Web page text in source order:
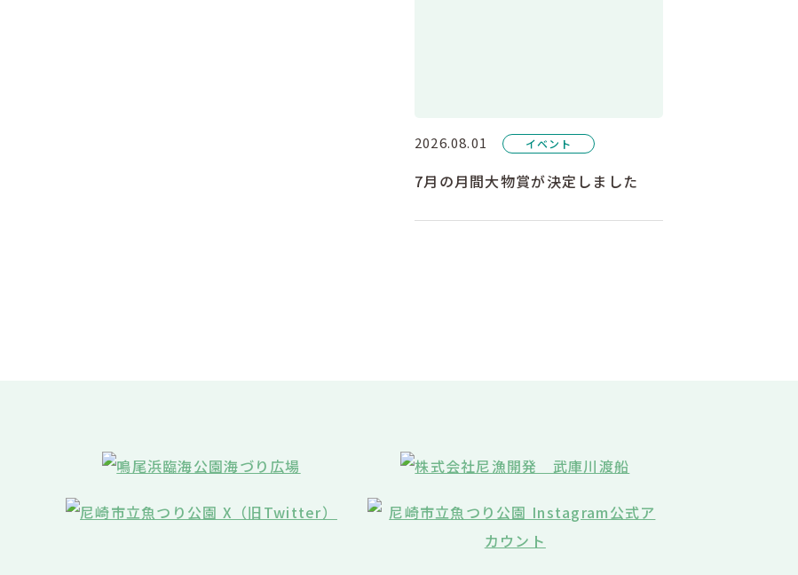
2026.08.01 イベント
7月の月間大物賞が決定しました